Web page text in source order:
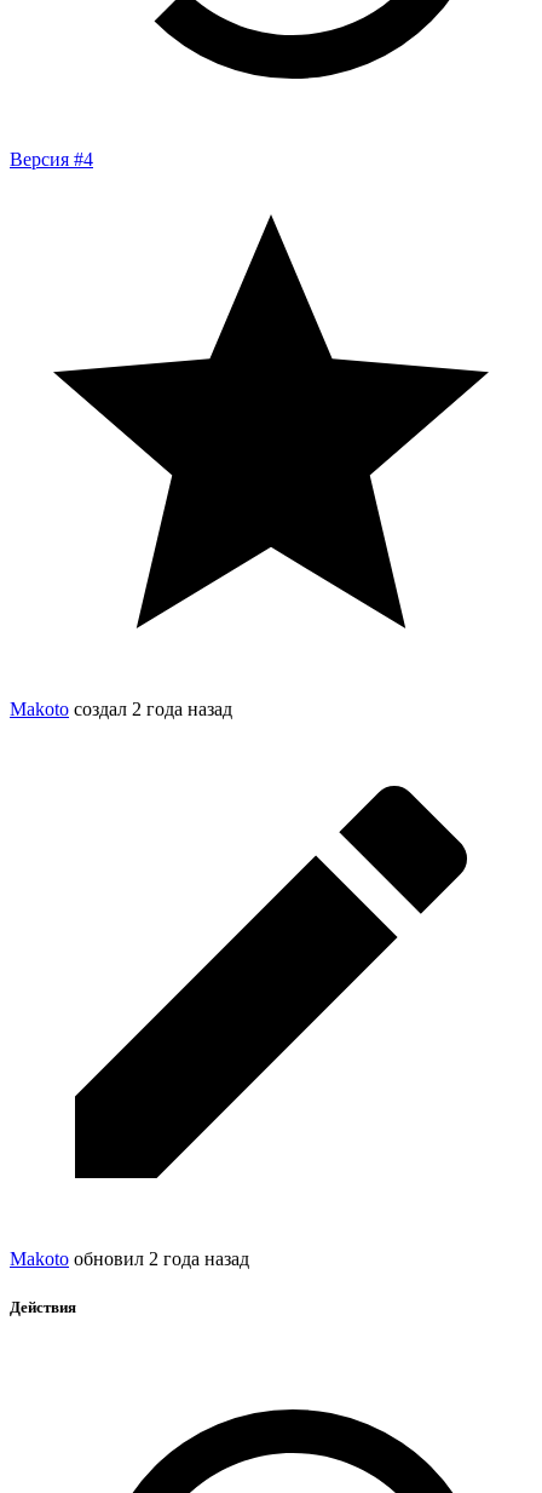
Версия #4
Makoto создал 2 года назад
Makoto обновил 2 года назад
Действия